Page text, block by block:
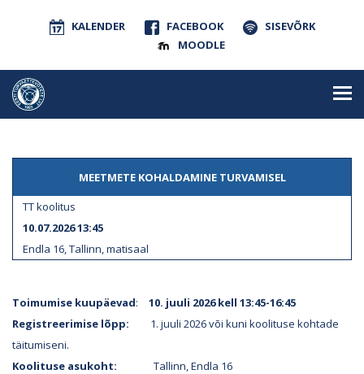
KALENDER FACEBOOK
SISEVÕRK
MOODLE
MEETMETE KOHALDAMINE TURVAMISEL
TT koolitus
10.07.2026 13:45
Endla 16, Tallinn, matisaal
Toimumise kuupäevad: 10. juuli 2026 kell 13:45-16:45
Registreerimise lõpp: 1. juuli 2026 või kuni koolituse kohtade
täitumiseni.
Koolituse asukoht: Tallinn, Endla 16